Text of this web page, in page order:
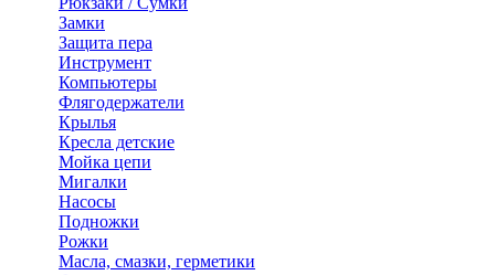
Замки
Защита пера
Инструмент
Компьютеры
Флягодержатели
Крылья
Кресла детские
Мойка цепи
Мигалки
Насосы
Подножки
Рожки
Масла, смазки, герметики